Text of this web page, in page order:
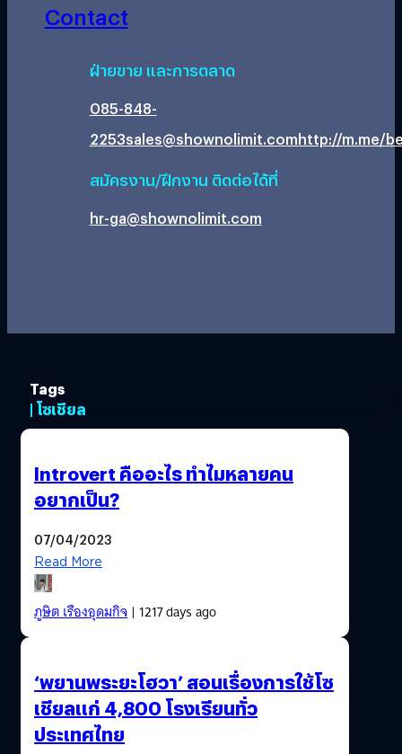
Contact
ฝ่ายขาย และการตลาด
085-848-
2253sales@shownolimit.comhttp://m.me/
สมัครงาน/ฝึกงาน ติดต่อได้ที่
hr-ga@shownolimit.com
Tags
| โซเชียล
Introvert คืออะไร ทำไมหลายคน
อยากเป็น?
07/04/2023
Read More
ภูษิต เรืองอุดมกิจ| 1217 days ago
‘พยานพระยะโฮวา’ สอนเรื่องการใช้โซ
เชียลแก่ 4,800 โรงเรียนทั่ว
ประเทศไทย